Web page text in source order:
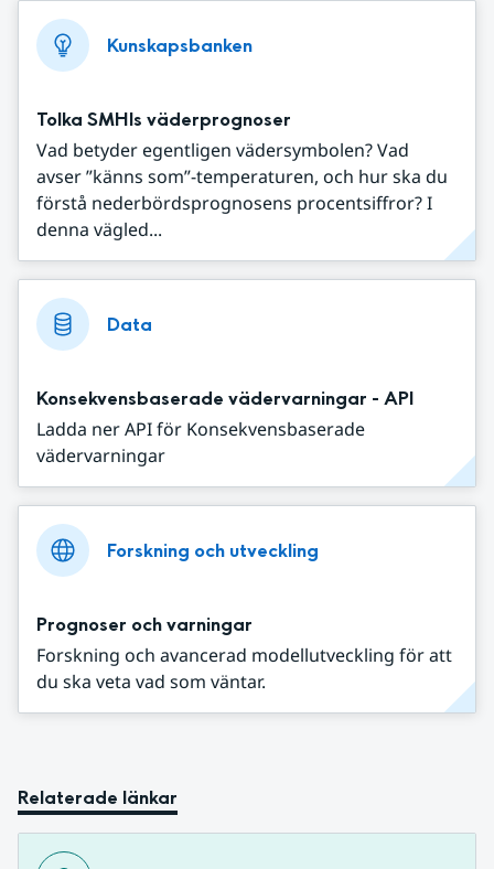
Kunskapsbanken
Tolka SMHIs väderprognoser
Vad betyder egentligen vädersymbolen? Vad
avser ”känns som”-temperaturen, och hur ska du
förstå nederbördsprognosens procentsiffror? I
denna vägled...
Data
Konsekvensbaserade vädervarningar - API
Ladda ner API för Konsekvensbaserade
vädervarningar
Forskning och utveckling
Prognoser och varningar
Forskning och avancerad modellutveckling för att
du ska veta vad som väntar.
Relaterade länkar